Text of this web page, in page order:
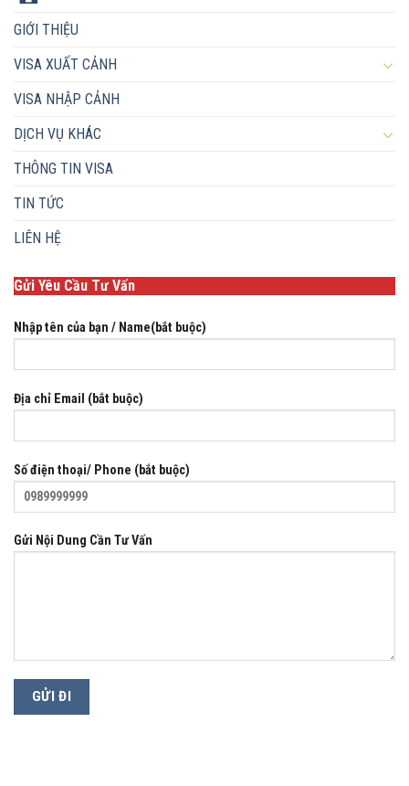
GIỚI THIỆU
VISA XUẤT CẢNH
VISA NHẬP CẢNH
DỊCH VỤ KHÁC
THÔNG TIN VISA
TIN TỨC
LIÊN HỆ
Gửi Yêu Cầu Tư Vấn
Nhập tên của bạn / Name(bắt buộc)
Địa chỉ Email (bắt buộc)
Số điện thoại/ Phone (bắt buộc)
Gửi Nội Dung Cần Tư Vấn